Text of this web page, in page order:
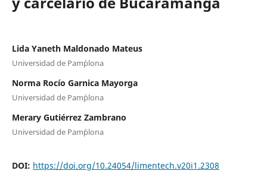
Lida Yaneth Maldonado Mateus
Universidad de Pam´plona
Norma Rocío Garnica Mayorga
Universidad de Pam´plona
Merary Gutiérrez Zambrano
Universidad de Pam´plona
DOI: https://doi.org/10.24054/limentech.v20i1.2308